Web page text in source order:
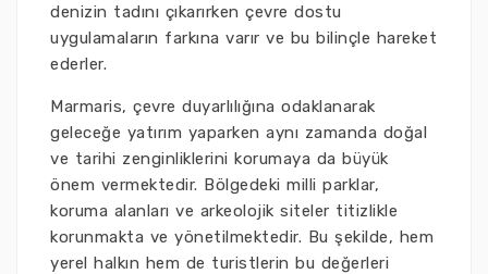
denizin tadını çıkarırken çevre dostu
uygulamaların farkına varır ve bu bilinçle hareket
ederler.
Marmaris, çevre duyarlılığına odaklanarak
geleceğe yatırım yaparken aynı zamanda doğal
ve tarihi zenginliklerini korumaya da büyük
önem vermektedir. Bölgedeki milli parklar,
koruma alanları ve arkeolojik siteler titizlikle
korunmakta ve yönetilmektedir. Bu şekilde, hem
yerel halkın hem de turistlerin bu değerleri